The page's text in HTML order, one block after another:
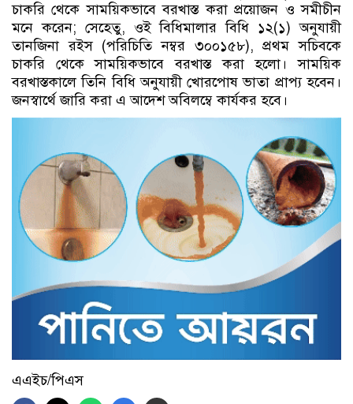
চাকরি থেকে সাময়িকভাবে বরখাস্ত করা প্রয়োজন ও সমীচীন
মনে করেন; সেহেতু, ওই বিধিমালার বিধি ১২(১) অনুযায়ী
তানজিনা রইস (পরিচিতি নম্বর ৩০০১৫৮), প্রথম সচিবকে
চাকরি থেকে সাময়িকভাবে বরখাস্ত করা হলো। সাময়িক
বরখাস্তকালে তিনি বিধি অনুযায়ী খোরপোষ ভাতা প্রাপ্য হবেন।
জনস্বার্থে জারি করা এ আদেশ অবিলম্বে কার্যকর হবে।
এএইচ/পিএস